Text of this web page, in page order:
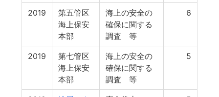
2019
第五管区
海上保安
本部
海上の安全の
確保に関する
調査 等
6
2019
第七管区
海上保安
本部
海上の安全の
確保に関する
調査 等
5